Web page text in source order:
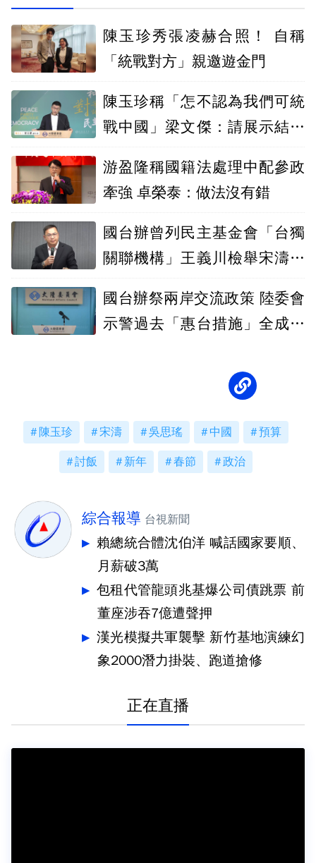
陳玉珍秀張凌赫合照！ 自稱
「統戰對方」親邀遊金門
陳玉珍稱「怎不認為我們可統
戰中國」梁文傑：請展示結果
游盈隆稱國籍法處理中配參政
牽強 卓榮泰：做法沒有錯
國台辦曾列民主基金會「台獨
關聯機構」王義川檢舉宋濤：
國台辦祭兩岸交流政策 陸委會
示警過去「惠台措施」全成為
陳玉珍 宋濤 吳思瑤 中國 預算
討飯 新年 春節 政治
綜合報導 台視新聞
賴總統合體沈伯洋 喊話國家要順、
月薪破3萬
包租代管龍頭兆基爆公司債跳票 前
董座涉吞7億遭聲押
漢光模擬共軍襲擊 新竹基地演練幻
象2000潛力掛裝、跑道搶修
正在直播